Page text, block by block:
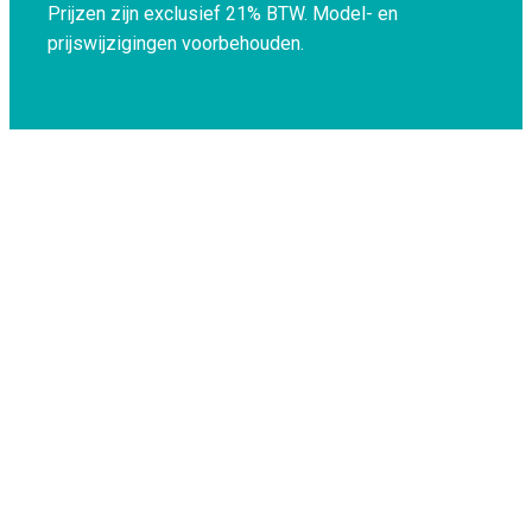
Prijzen zijn exclusief 21% BTW. Model- en
prijswijzigingen voorbehouden.